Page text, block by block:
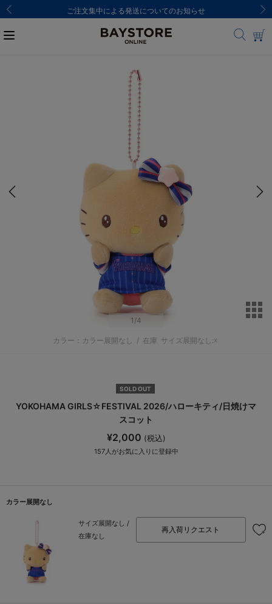
ご注文集中による発送についてのお知らせ
1 /4
カラー：カラー展開なし / 在庫 サイズ展開なし:☓
SOLD OUT
YOKOHAMA GIRLS☆FESTIVAL 2026/ハローキティ/日焼けマ
スコット
¥2,000 (税込)
157人がお気に入りに登録中
カラー展開なし
サイズ展開なし /
在庫なし
再入荷リクエスト